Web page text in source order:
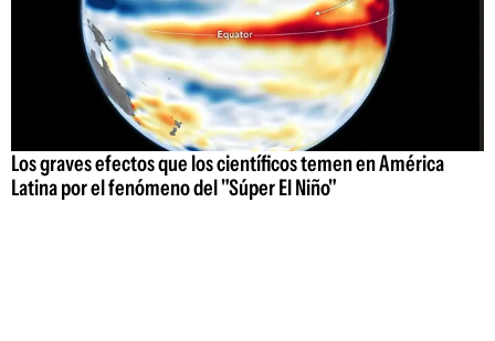
Los graves efectos que los científicos temen en América
Latina por el fenómeno del "Súper El Niño"